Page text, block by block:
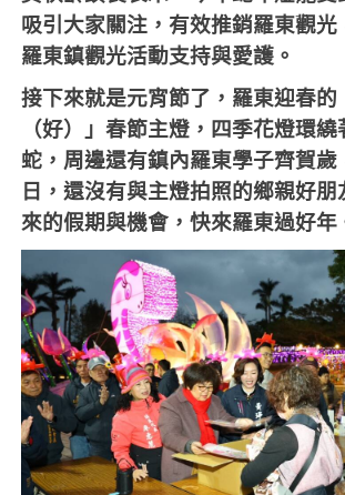
吸引大家關注，有效推銷羅東觀光
羅東鎮觀光活動支持與愛護。
接下來就是元宵節了，羅東迎春的
（好）」春節主燈，四季花燈環
蛇，周邊還有鎮內羅東學子齊賀歲
日，還沒有與主燈拍照的鄉親好
來的假期與機會，快來羅東過好年